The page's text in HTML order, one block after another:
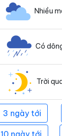
Nhiều
Có
Trời
3 ngày tới
10 ngày tới